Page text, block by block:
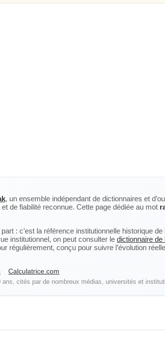
, un ensemble indépendant de dictionnaires et
de fiabilité reconnue. Cette page dédiée au mot
: c’est la référence institutionnelle historique
institutionnel, on peut consulter le dictionnaire de
régulièrement, conçu pour suivre l’évolution
Calculatrice.com
cités par de nombreux médias, universités et